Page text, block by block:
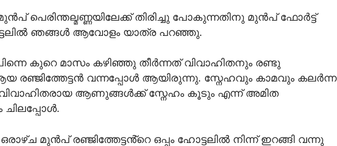
പെരിന്തല്മണ്ണയിലേക്ക് തിരിച്ചു പോകുന്നതിനു മുൻപ് ഫോർട്ട്
ഞങ്ങൾ ആവോളം യാത്ര പറഞ്ഞു.
കുറെ മാസം കഴിഞ്ഞു തീർന്നത് വിവാഹിതനും രണ്ടു
രഞ്ജിത്തേട്ടൻ വന്നപ്പോൾ ആയിരുന്നു. സ്നേഹവും കാമവും കലർന്ന
ആണുങ്ങൾക്ക് സ്നേഹം കൂടും എന്ന് അമിത
ചിലപ്പോൾ.
മുൻപ് രഞ്ജിത്തേട്ടൻ്റെ ഒപ്പം ഹോട്ടലിൽ നിന്ന് ഇറങ്ങി വന്നു